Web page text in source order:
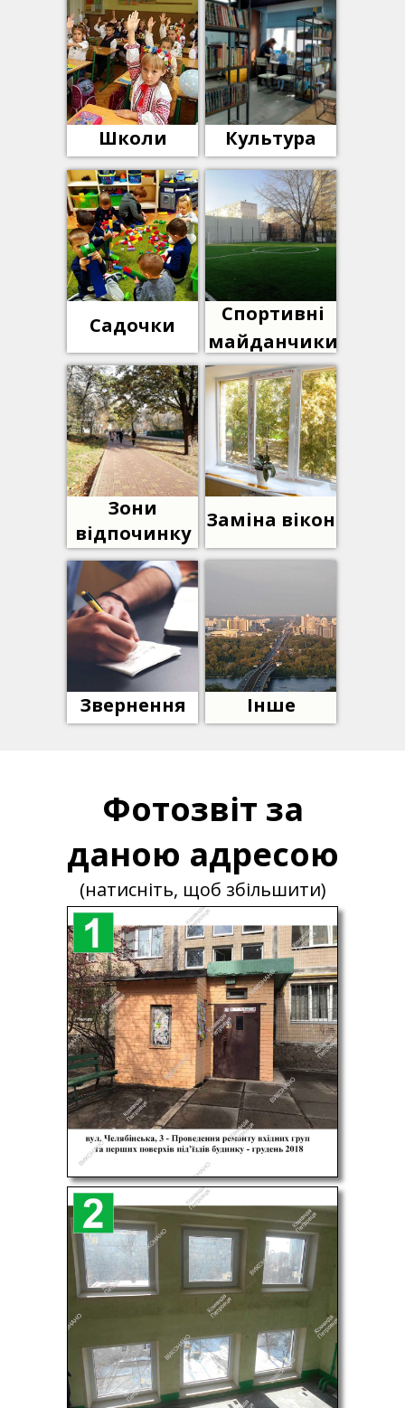
Школи
Садочки
Зони
відпочинку
Інше
Культура
Звернення
Заміна вікон
Спортивні
майданчики
(натисніть, щоб збільшити)
Фотозвіт за
даною адресою